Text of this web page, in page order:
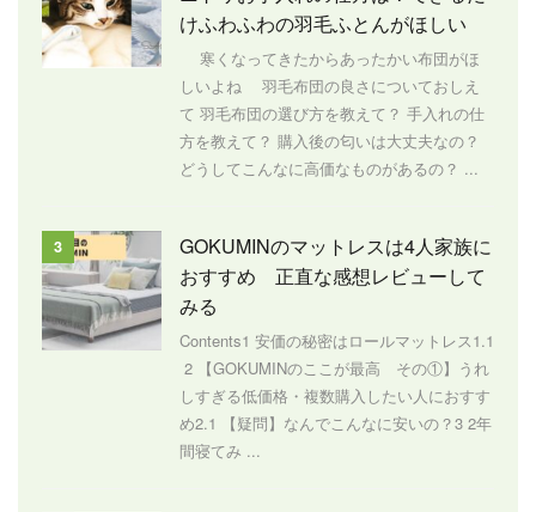
けふわふわの羽毛ふとんがほしい
寒くなってきたからあったかい布団がほ
しいよね 羽毛布団の良さについておしえ
て 羽毛布団の選び方を教えて？ 手入れの仕
方を教えて？ 購入後の匂いは大丈夫なの？
どうしてこんなに高価なものがあるの？ ...
3
GOKUMINのマットレスは4人家族に
おすすめ 正直な感想レビューして
みる
Contents1 安価の秘密はロールマットレス1.1
2 【GOKUMINのここが最高 その①】うれ
しすぎる低価格・複数購入したい人におすす
め2.1 【疑問】なんでこんなに安いの？3 2年
間寝てみ ...